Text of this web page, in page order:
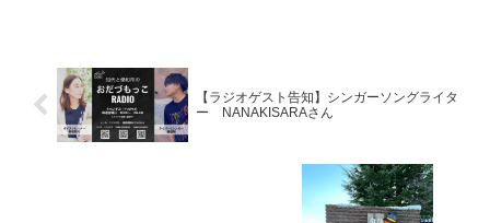
【ラジオゲスト告知】シンガーソングライタ
ー NANAKISARAさん